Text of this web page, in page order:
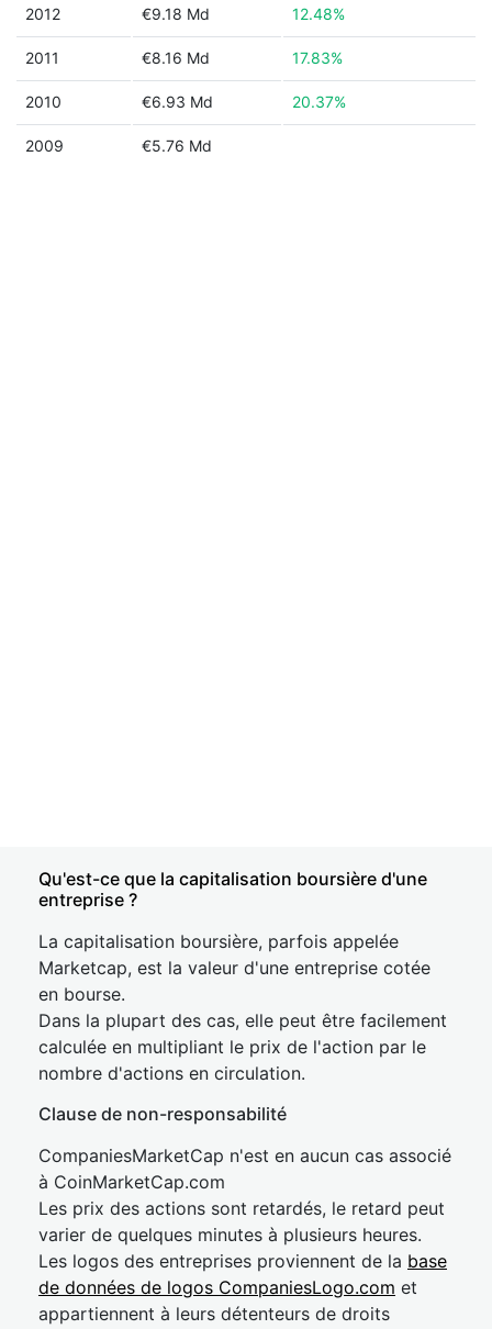
2012 €9.18 Md 12.48%
2011 €8.16 Md 17.83%
2010 €6.93 Md 20.37%
2009 €5.76 Md
Qu'est-ce que la capitalisation boursière d'une
entreprise ?
La capitalisation boursière, parfois appelée
Marketcap, est la valeur d'une entreprise cotée
en bourse.
Dans la plupart des cas, elle peut être facilement
calculée en multipliant le prix de l'action par le
nombre d'actions en circulation.
Clause de non-responsabilité
CompaniesMarketCap n'est en aucun cas associé
à CoinMarketCap.com
Les prix des actions sont retardés, le retard peut
varier de quelques minutes à plusieurs heures.
Les logos des entreprises proviennent de la base
de données de logos CompaniesLogo.com et
appartiennent à leurs détenteurs de droits